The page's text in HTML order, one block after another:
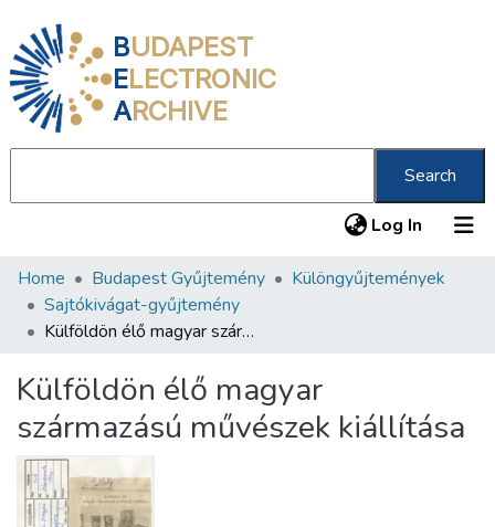
BUDAPEST
ELECTRONIC
ARCHIVE
Search
Log In (current)
Communities & Collections
All of DSpace
About us
Home Budapest Gyűjtemény
Különgyűjtemények
Sajtókivágat-gyűjtemény
Külföldön élő magyar származású művészek kiállítása
Külföldön élő magyar
származású művészek kiállítása